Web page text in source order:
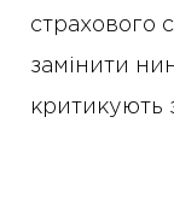
страхового
замінити
критикують